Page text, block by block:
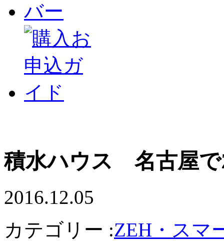
積水ハウス 名古屋
2016.12.05
カテゴリー :ZEH・スマ